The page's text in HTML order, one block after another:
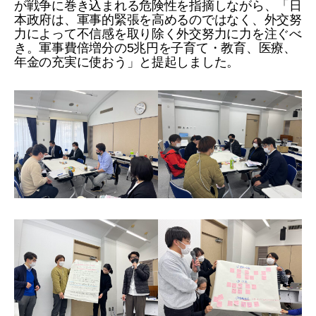
が戦争に巻き込まれる危険性を指摘しながら、「日
本政府は、軍事的緊張を高めるのではなく、外交努
力によって不信感を取り除く外交努力に力を注ぐべ
き。軍事費倍増分の5兆円を子育て・教育、医療、
年金の充実に使おう」と提起しました。